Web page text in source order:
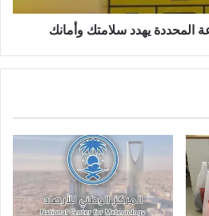
المحددة يهدد سلامتك وأمانك